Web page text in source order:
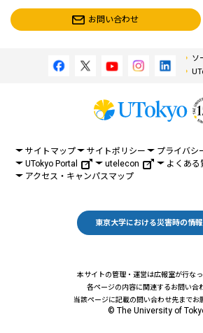
お問い合わせ
ソ
サイトマップ サイトポリシー プライバシ
UTokyo Portal
utelecon
よくある
アクセス・キャンパスマップ
東京大学における災害時の情
本サイトの管理・運営は広報室が行なっ
各ページの内容に関連するお問い合
当該ページに記載の問い合わせ先までお
© The University of